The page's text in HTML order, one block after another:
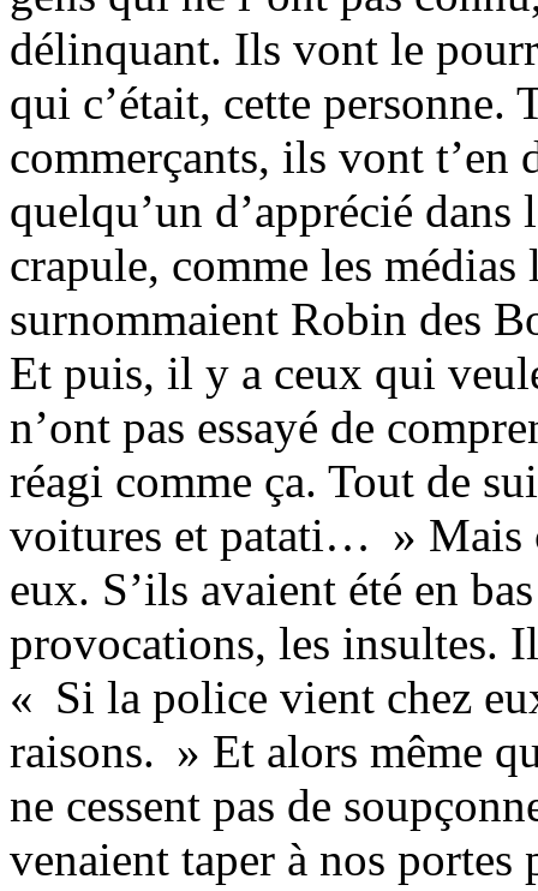
délinquant. Ils vont le
qui c’était, cette personne.
commerçants, ils vont t’en
quelqu’un d’apprécié dans
crapule, comme les
surnommaient Robin des
Et puis, il y a ceux qui
n’ont pas essayé de
réagi comme ça. Tout de
voitures et patati… » Mais
eux. S’ils avaient été en
provocations, les insultes.
« Si la police vient chez
raisons. » Et alors même
ne cessent pas de
venaient taper à nos portes